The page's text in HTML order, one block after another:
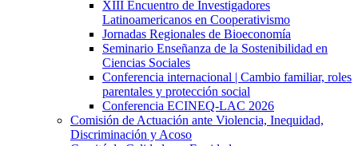
XIII Encuentro de Investigadores
Latinoamericanos en Cooperativismo
Jornadas Regionales de Bioeconomía
Seminario Enseñanza de la Sostenibilidad en
Ciencias Sociales
Conferencia internacional | Cambio familiar, roles
parentales y protección social
Conferencia ECINEQ-LAC 2026
Comisión de Actuación ante Violencia, Inequidad,
Discriminación y Acoso